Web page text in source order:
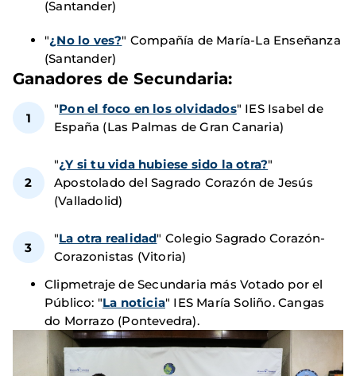
(Santander)
"¿No lo ves?" Compañía de María-La Enseñanza
(Santander)
Ganadores de Secundaria:
"Pon el foco en los olvidados" IES Isabel de
España (Las Palmas de Gran Canaria)
"¿Y si tu vida hubiese sido la otra?"
Apostolado del Sagrado Corazón de Jesús
(Valladolid)
"La otra realidad" Colegio Sagrado Corazón-
Corazonistas (Vitoria)
Clipmetraje de Secundaria más Votado por el
Público: "La noticia" IES María Soliño. Cangas
do Morrazo (Pontevedra).